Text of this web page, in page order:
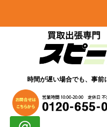
時間が遅い場合でも、事前